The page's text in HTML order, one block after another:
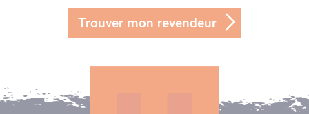
Trouver mon revendeur